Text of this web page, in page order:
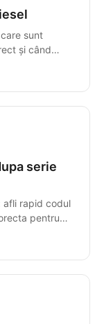
sunt
și când
serie
afli rapid codul
pentru